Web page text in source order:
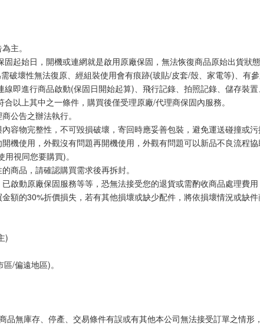
主。
起始日，開機或連網就是啟用原廠保固，無法恢復商品原始出貨狀態
破壞性無法復原、經組裝使用會有痕跡(玻貼/皮套/殼、家電等)、
線即進行商品啟動(保固日開始起算)、飛行記錄、拍照記錄、儲存
以上其中之一條件，購買後僅受理原廠/代理商保固內服務。
公告之辦法執行。
容物完整性，不可毀損破壞，寄回時應妥善包裝，避免運送碰撞或污
機使用，外觀沒有問題再開機使用，外觀有問題可以新品不良流程
視同您要購買)。
商品，請確認購買需求後再拆封。
啟動原廠保固服務等等，恐無法接受您的退貨或需酌收商品處理
額的30%折價損失，若有其他損壞或缺少配件，將依損壞情況或缺件
)
/偏遠地區)。
品無庫存、停產、交易條件有誤或有其他本公司無法接受訂單之情形